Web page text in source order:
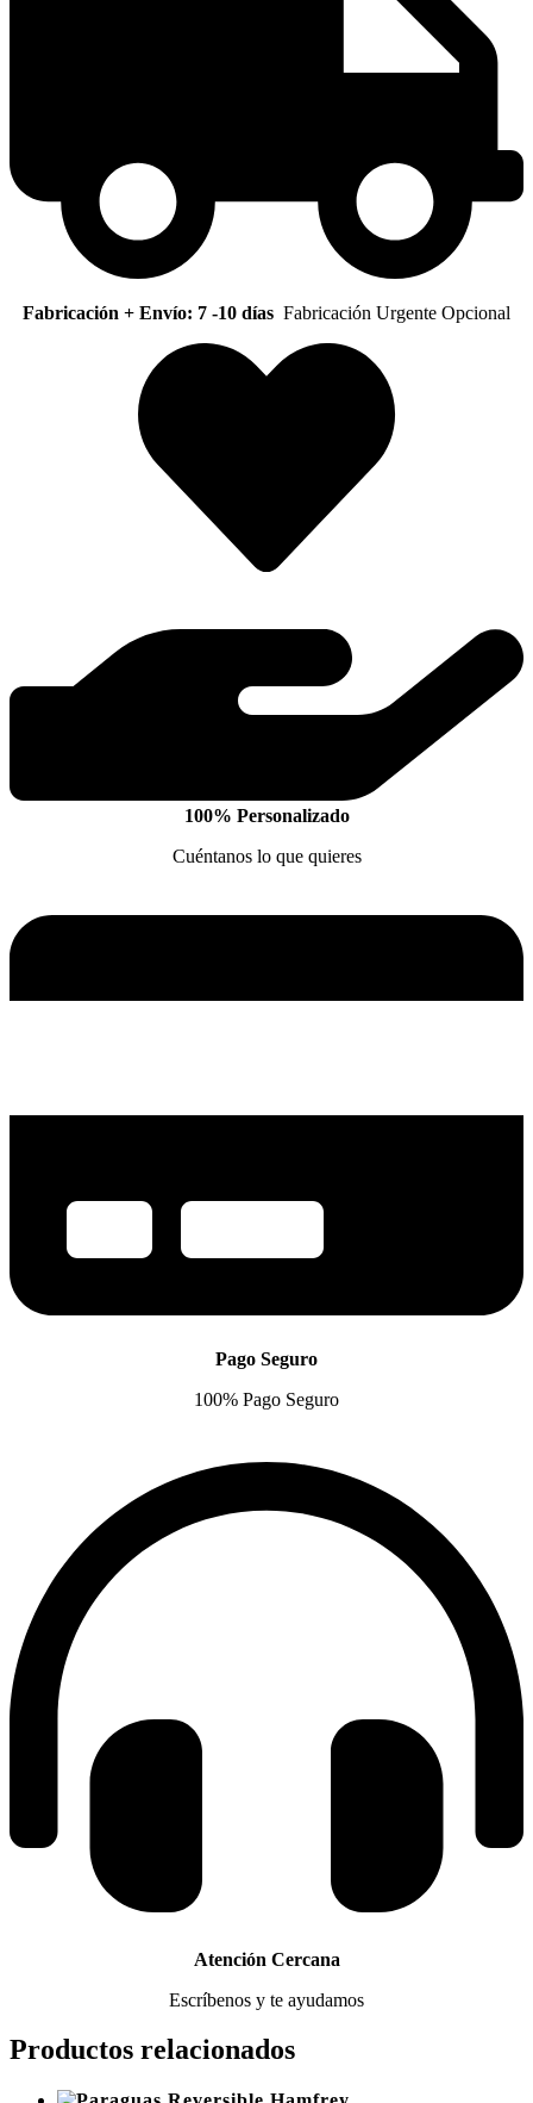
Fabricación + Envío: 7 -10 días Fabricación Urgente Opcional
100% Personalizado
Cuéntanos lo que quieres
Pago Seguro
100% Pago Seguro
Atención Cercana
Escríbenos y te ayudamos
Productos relacionados